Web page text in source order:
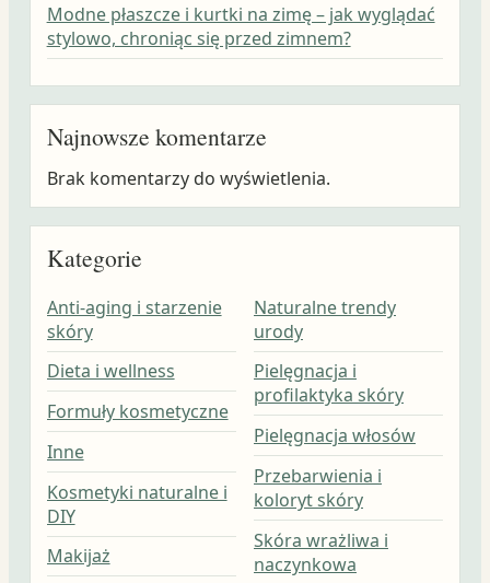
Modne płaszcze i kurtki na zimę – jak wyglądać
stylowo, chroniąc się przed zimnem?
Najnowsze komentarze
Brak komentarzy do wyświetlenia.
Kategorie
Anti-aging i starzenie
skóry
Dieta i wellness
Formuły kosmetyczne
Inne
Kosmetyki naturalne i
DIY
Makijaż
Naturalne trendy
urody
Pielęgnacja i
profilaktyka skóry
Pielęgnacja włosów
Przebarwienia i
koloryt skóry
Skóra wrażliwa i
naczynkowa